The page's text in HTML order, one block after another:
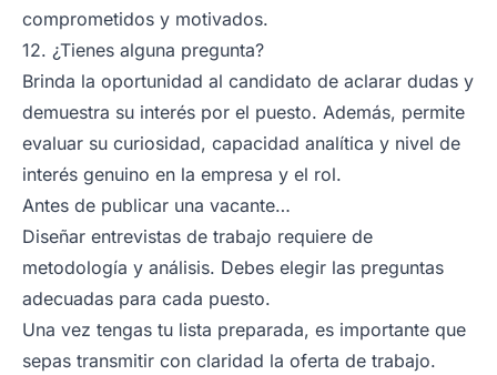
comprometidos y motivados.
12. ¿Tienes alguna pregunta?
Brinda la oportunidad al candidato de aclarar dudas y
demuestra su interés por el puesto. Además, permite
evaluar su curiosidad, capacidad analítica y nivel de
interés genuino en la empresa y el rol.
Antes de publicar una vacante…
Diseñar entrevistas de trabajo requiere de
metodología y análisis. Debes elegir las preguntas
adecuadas para cada puesto.
Una vez tengas tu lista preparada, es importante que
sepas transmitir con claridad la oferta de trabajo.